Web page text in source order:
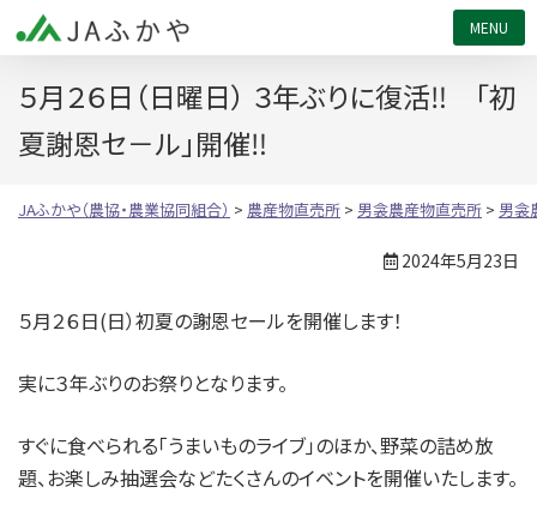
５月２６日（日曜日） ３年ぶりに復活‼ 「初
夏謝恩セ－ル」開催‼
JAふかや（農協・農業協同組合） > 農産物直売所 > 男衾農産物直売所 > 男衾
2024年5月23日
５月２６日(日）初夏の謝恩セールを開催します！
実に３年ぶりのお祭りとなります。
すぐに食べられる「うまいものライブ」のほか、野菜の詰め放
題、お楽しみ抽選会などたくさんのイベントを開催いたします。